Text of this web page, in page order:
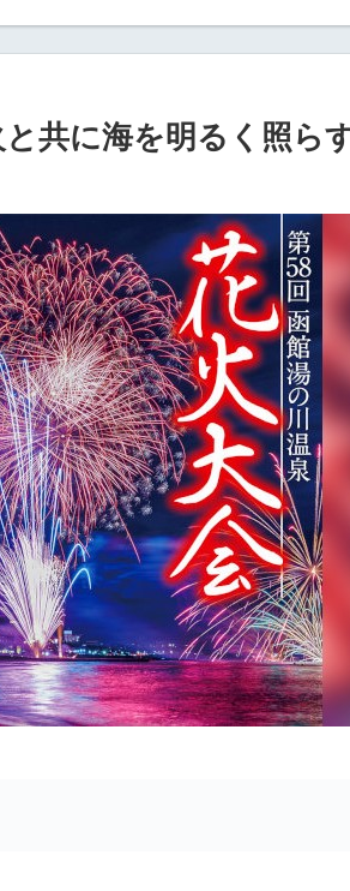
と共に海を明るく照ら